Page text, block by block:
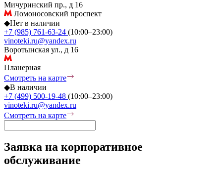
Мичуринский пр., д 16
Ломоносовский проспект
◆Нет в наличии
+7 (985) 761-63-24 (10:00–23:00)
vinoteki.ru@yandex.ru
Воротынская ул., д 16
Планерная
Смотреть на карте
◆В наличии
+7 (499) 500-19-48 (10:00–23:00)
vinoteki.ru@yandex.ru
Смотреть на карте
Заявка на корпоративное
обслуживание